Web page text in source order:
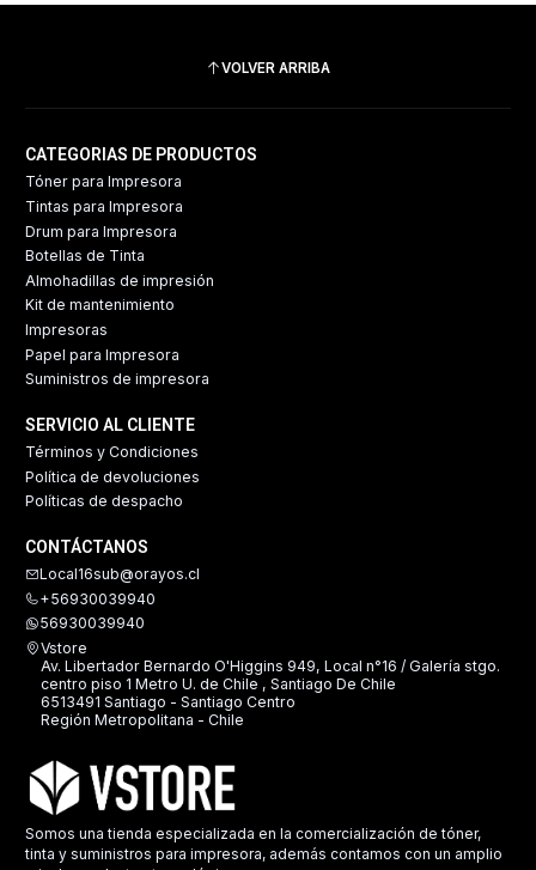
VOLVER ARRIBA
CATEGORIAS DE PRODUCTOS
Tóner para Impresora
Tintas para Impresora
Drum para Impresora
Botellas de Tinta
Almohadillas de impresión
Kit de mantenimiento
Impresoras
Papel para Impresora
Suministros de impresora
SERVICIO AL CLIENTE
Términos y Condiciones
Política de devoluciones
Políticas de despacho
CONTÁCTANOS
Local16sub@orayos.cl
+56930039940
56930039940
Vstore
Av. Libertador Bernardo O'Higgins 949, Local n°16 / Galería stgo.
centro piso 1 Metro U. de Chile , Santiago De Chile
6513491 Santiago - Santiago Centro
Región Metropolitana - Chile
Somos una tienda especializada en la comercialización de tóner,
tinta y suministros para impresora, además contamos con un amplio